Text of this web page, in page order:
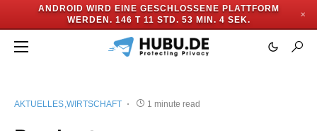
ANDROID WIRD EINE GESCHLOSSENE PLATTFORM
WERDEN. 146 T 11 STD. 53 MIN. 4 SEK.
✕
AKTUELLES WIRTSCHAFT 1 minute read